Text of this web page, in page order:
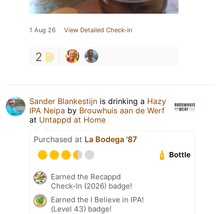
1 Aug 26 View Detailed Check-in
2
Sander Blankestijn is drinking a Hazy
IPA Neipa by Brouwhuis aan de Werf
at Untappd at Home
Purchased at La Bodega '87
Bottle
Earned the Recappd
Check-In (2026) badge!
Earned the I Believe in IPA!
(Level 43) badge!